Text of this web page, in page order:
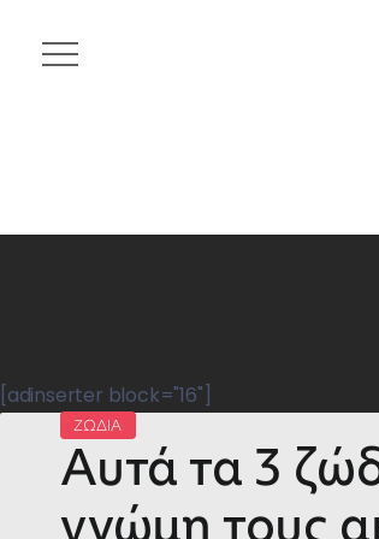
[adinserter block="16"]
ΖΩΔΙΑ
Αυτά τα 3
γνώμη τους